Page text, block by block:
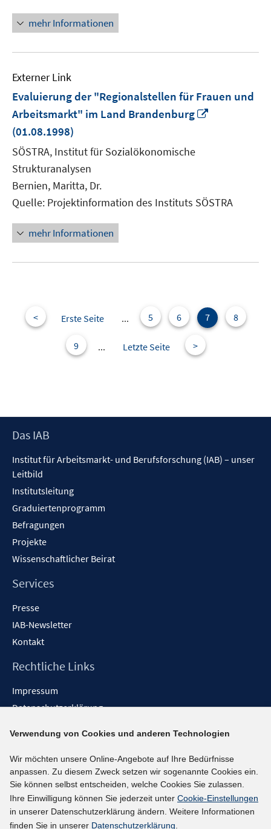
mehr Informationen
Externer Link
Evaluierung der "Regionalstellen für Frauen und
Arbeitsmarkt" im Land Brandenburg
(01.08.1998)
SÖSTRA, Institut für Sozialökonomische
Strukturanalysen
Bernien, Maritta, Dr.
Quelle: Projektinformation des Instituts SÖSTRA
mehr Informationen
< Erste Seite ... 5 6 7 8
9 ... Letzte Seite >
Footer
Das IAB
Institut für Arbeitsmarkt- und Berufsforschung (IAB) – unser
Leitbild
Institutsleitung
Graduiertenprogramm
Befragungen
Projekte
Wissenschaftlicher Beirat
Services
Presse
IAB-Newsletter
Kontakt
Rechtliche Links
Impressum
Datenschutzerklärung
Barrieren melden
Social-Media-Kanäle
BlueSky
YouTube
LinkedIn
Verwendung von Cookies und anderen Technologien
Wir möchten unsere Online-Angebote auf Ihre Bedürfnisse
anpassen. Zu diesem Zweck setzen wir sogenannte Cookies ein.
Sie können selbst entscheiden, welche Cookies Sie zulassen.
Ihre Einwilligung können Sie jederzeit unter Cookie-Einstellungen
in unserer Datenschutzerklärung ändern. Weitere Informationen
finden Sie in unserer Datenschutzerklärung.